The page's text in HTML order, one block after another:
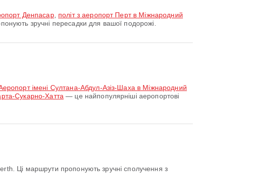
Денпасар, політ з аеропорт Перт в Міжнародний
зручні пересадки для вашої подорожі.
імені Султана-Абдул-Азіз-Шаха в Міжнародний
Сукарно-Хатта — це найпопулярніші аеропортові
Ці маршрути пропонують зручні сполучення з